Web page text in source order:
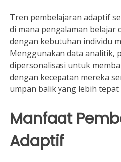
Tren pembelajaran adaptif
di mana pengalaman belajar
dengan kebutuhan individu
Menggunakan data analitik,
dipersonalisasi untuk
dengan kecepatan mereka
umpan balik yang lebih tepat
Manfaat
Adaptif